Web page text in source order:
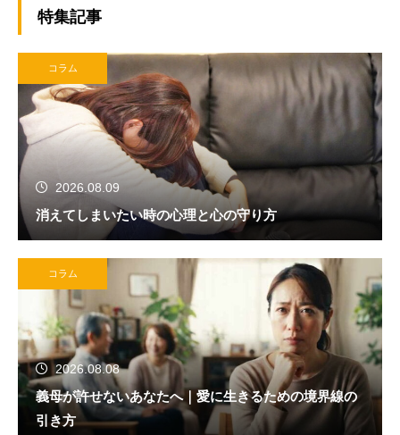
特集記事
コラム
2026.08.09
消えてしまいたい時の心理と心の守り方
コラム
2026.08.08
義母が許せないあなたへ｜愛に生きるための境界線の
引き方